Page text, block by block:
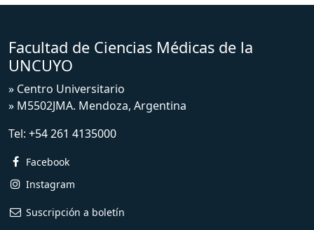
Facultad de Ciencias Médicas de la
UNCUYO
» Centro Universitario
» M5502JMA. Mendoza, Argentina
Tel: +54 261 4135000
Facebook
Instagram
Suscripción a boletín